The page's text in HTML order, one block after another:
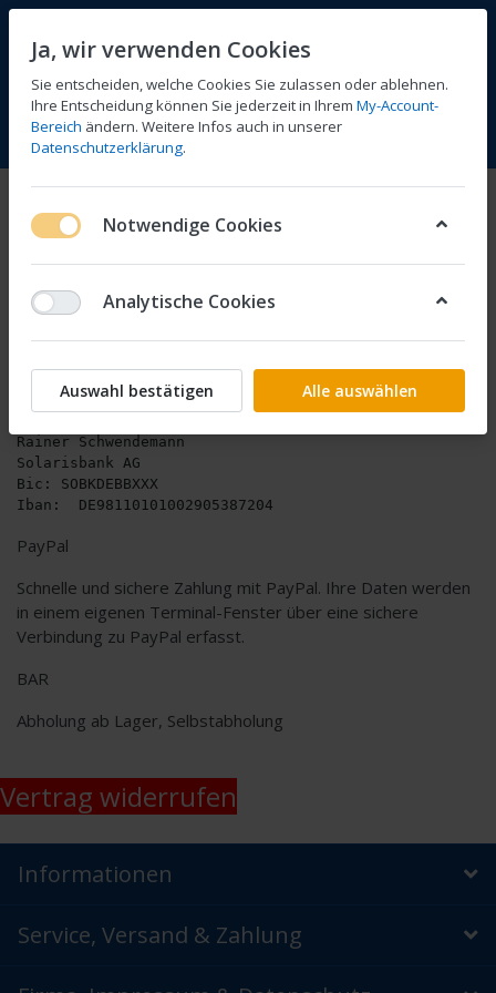
Menü Anmelden Vergleichen Wunschliste
Zahlungsarten
Zahlarten
Vorkasse
Rechnungsbetrags auf unser Konto.
Rainer Schwendemann
Solarisbank AG
Bic: SOBKDEBBXXX
Iban:  DE98110101002905387204
PayPal
Schnelle und sichere Zahlung mit PayPal. Ihre Daten werden
in einem eigenen Terminal-Fenster über eine sichere
Verbindung zu PayPal erfasst.
BAR
Abholung ab Lager, Selbstabholung
Vertrag widerrufen
Informationen
Service, Versand & Zahlung
Ja, wir verwenden Cookies
Sie entscheiden, welche Cookies Sie zulassen oder ablehnen.
Ihre Entscheidung können Sie jederzeit in Ihrem My-Account-
Bereich ändern. Weitere Infos auch in unserer
Datenschutzerklärung.
Notwendige Cookies
Analytische Cookies
Auswahl bestätigen Alle auswählen